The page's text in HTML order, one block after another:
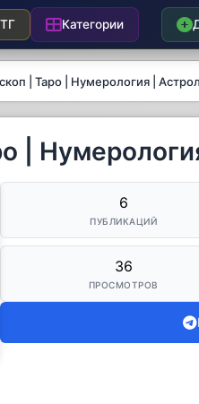
Категории
| Таро | Нумерология |
|
6
ПУБЛИКАЦИЙ
36
ПРОСМОТРОВ